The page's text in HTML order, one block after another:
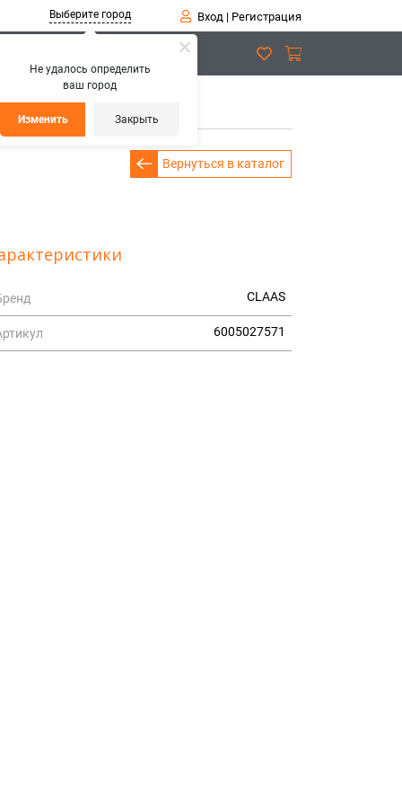
Не удалось определить
ваш город
Изменить Закрыть
Выберите город Вход| Регистрация
Вернуться в каталог
CLAAS
6005027571